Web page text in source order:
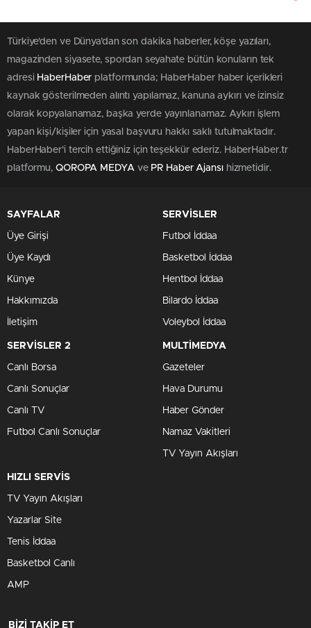
Altına Koyun”
Cumhurbaşkanı
Recep Tayyip Erdoğan, Türkiye İşveren
Sendikaları Konfederasyonu’nun (TİSK) 29. Olağan Genel
Kurulu’nda işverenlere seslenerek, asgari ücret konusunda
sorumluluk almaya davet etti. Erdoğan, ATO
Congresium’da gerçekleşen etkinlikte, iş dünyasının tüm
paydaşlarının katkısıyla alınacak kararların ülke ekonomisi
mümkün” anlayışıyla hareket eden işverenlerin, ülkenin
gayrisafi yurt içi hasılasının artırılmasına katkı sağlaması